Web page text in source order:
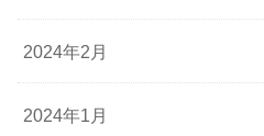
2024年2月
2024年1月